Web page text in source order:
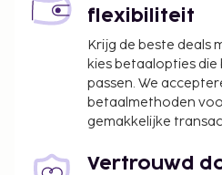
flexibiliteit
Krijg de beste deals
kies betaalopties
passen. We
betaalmethoden
gemakkelijke
Vertrouwd